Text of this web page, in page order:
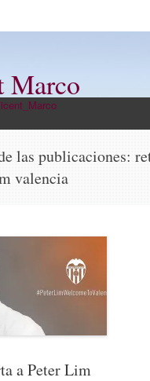
Marco
las publicaciones:
valencia
a Peter Lim